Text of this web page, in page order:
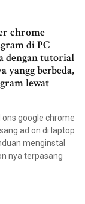
chrome
di PC
dengan tutorial
yangg berbeda,
lewat
ons google chrome
ad on di laptop
menginstal
nya terpasang